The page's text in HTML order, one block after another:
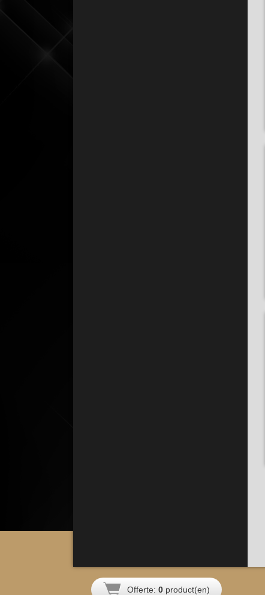
Offerte: 0 product(en)